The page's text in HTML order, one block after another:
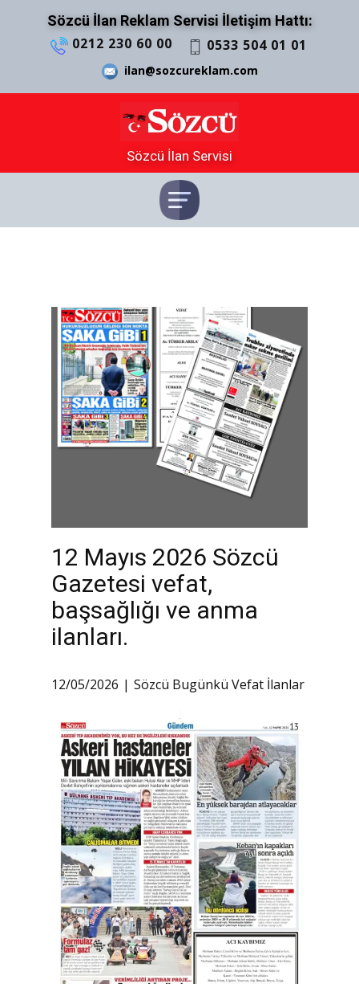
Sözcü İlan Reklam Servisi İletişim Hattı:
0212 230 60 00 0533 504 01 01
ilan@sozcureklam.com
Sözcü İlan Servisi
12 Mayıs 2026 Sözcü
Gazetesi vefat,
başsağlığı ve anma
ilanları.
12/05/2026 Sözcü Bugünkü Vefat İlanlar